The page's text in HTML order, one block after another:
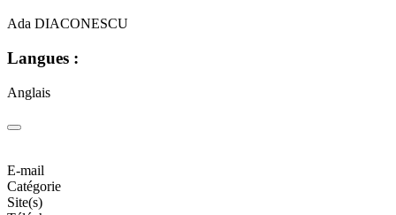
Ada DIACONESCU
Langues :
Anglais
E-mail
Catégorie
Site(s)